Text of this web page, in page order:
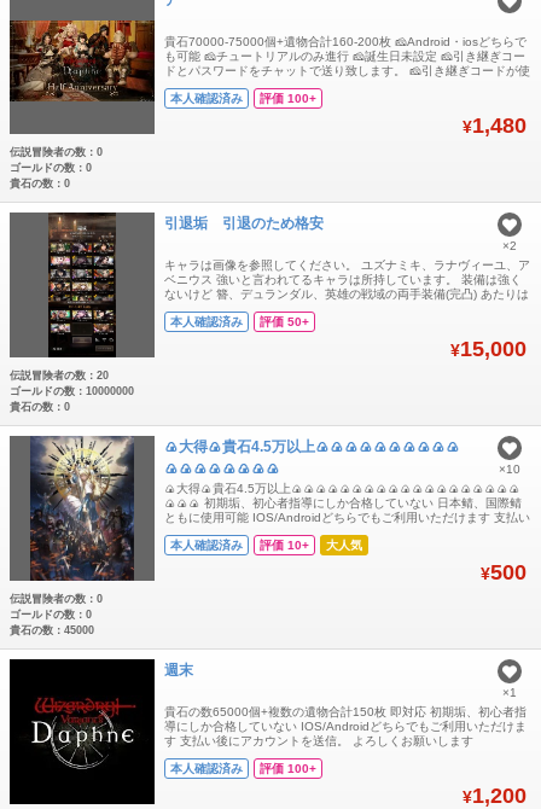
貴石70000-75000個+遺物合計160-200枚 🧀Android・iosどちらで
も可能 🧀チュートリアルのみ進行 🧀誕生日未設定 🧀引き継ぎコー
ドとパスワードをチャットで送り致します。 🧀引き継ぎコードが使
身で必ず再設定をお願いいたします。
本人確認済み 評価 100+
¥1,480
伝説冒険者の数：0
ゴールドの数：0
貴石の数：0
引退垢 引退のため格安
キャラは画像を参照してください。 ユズナミキ、ラナヴィーユ、ア
ベニウス 強いと言われてるキャラは所持しています。 装備は強く
ないけど 簪、デュランダル、英雄の戦域の両手装備(完凸) あたりは
本人確認済み
評価 50+
¥15,000
×2
伝説冒険者の数：20
ゴールドの数：10000000
貴石の数：0
🍙大得🍙貴石4.5万以上🍙🍙🍙🍙🍙🍙🍙🍙🍙🍙
🍙🍙🍙🍙🍙🍙🍙🍙
🍙大得🍙貴石4.5万以上🍙🍙🍙🍙🍙🍙🍙🍙🍙🍙🍙🍙🍙🍙🍙🍙🍙🍙🍙
🍙🍙🍙 初期垢、初心者指導にしか合格していない 日本鲭、国際鲭
ともに使用可能 IOS/Androidどちらでもご利用いただけます 支払い
らせて頂きます、 不正行為は一切しておりませんので、ご安心くだ
本人確認済み 評価 10+ 大人気
¥500
×10
伝説冒険者の数：0
ゴールドの数：0
貴石の数：45000
週末
貴石の数65000個+複数の遺物合計150枚 即対応 初期垢、初心者指
導にしか合格していない IOS/Androidどちらでもご利用いただけま
す 支払い後にアカウントを送信。 よろしくお願いします
本人確認済み 評価 100+
¥1,200
×1